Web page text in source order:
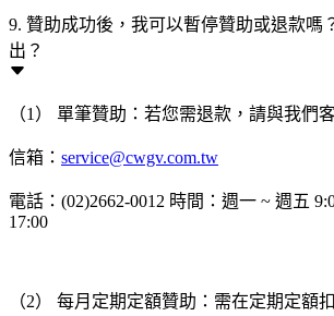
9. 贊助成功後，我可以暫停贊助或退款嗎
出？
（1） 單筆贊助：若您需退款，請與我們
信箱： service@cwgv.com.tw
電話：(02)2662-0012 時間：週一 ~ 週五
17:00
（2） 每月定期定額贊助：需在定期定額